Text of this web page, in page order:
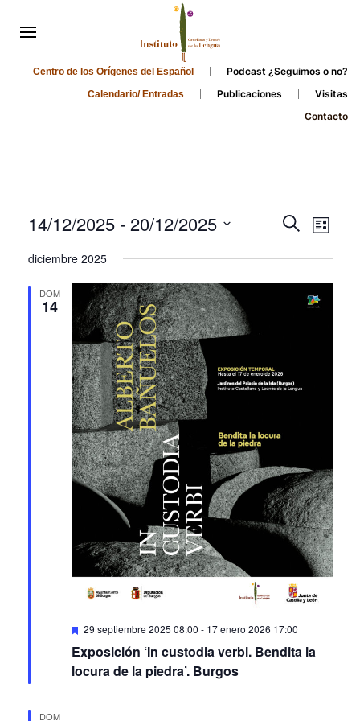
Centro de los Orígenes del Español Podcast ¿Seguimos o no?
Calendario/ Entradas Publicaciones
Visitas
Contacto
Events
and
Views
Search
List
14/12/2025 - 20/12/2025
date.
diciembre 2025
DOM
14
Featured
29 septiembre 2025 08:00 - 17 enero 2026 17:00
Exposición ‘In custodia verbi. Bendita la
locura de la piedra’. Burgos
DOM